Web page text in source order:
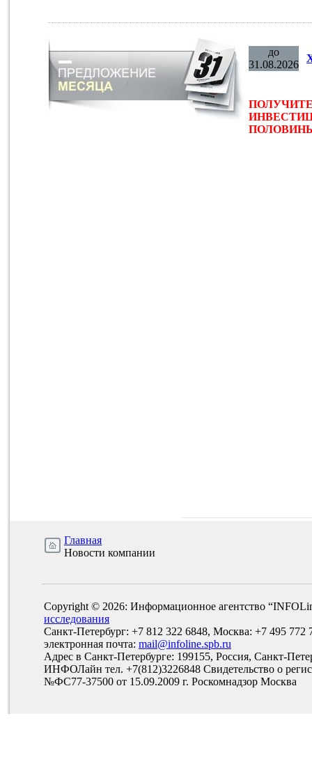
до
31.08.2026
ПОЛОВИНЫ
Главная
Новости компании
Copyright © 2026: Информационное агентство
исследования
Санкт-Петербург: +7 812 322 6848, Москва: +7 495 772
электронная почта: mail@infoline.spb.ru
Адрес в Санкт-Петербурге: 199155, Россия, Санкт-
ИНФОЛайн тел. +7(812)3226848 Свидетельство о
№ФС77-37500 от 15.09.2009 г. Роскомнадзор Москва